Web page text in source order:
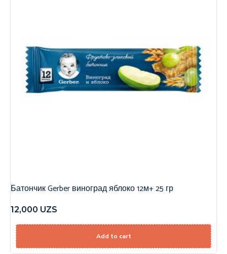
Батончик Gerber виноград яблоко 12м+ 25 гр
12,000 UZS
Add to cart